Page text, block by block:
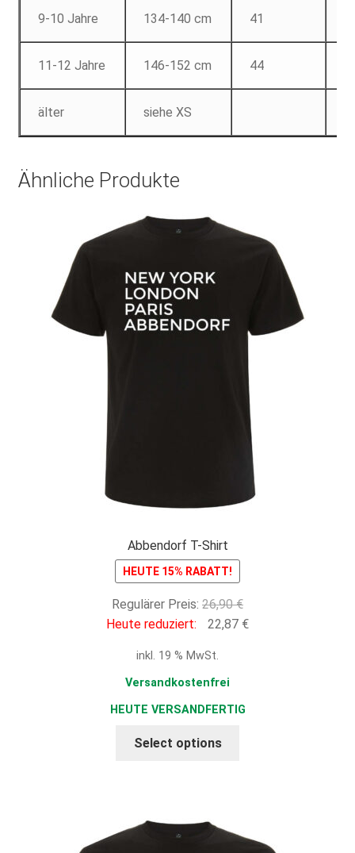
9-10 Jahre 134-140 cm 41
11-12 Jahre 146-152 cm 44
älter siehe XS
Ähnliche Produkte
Abbendorf T-Shirt
HEUTE 15% RABATT!
Regulärer Preis: 26,90€Ursprünglicher
Preis
Heute reduziert: 22,87 €Aktueller
inkl. 19 % MwSt.
Versandkostenfrei
HEUTE VERSANDFERTIG
Select options